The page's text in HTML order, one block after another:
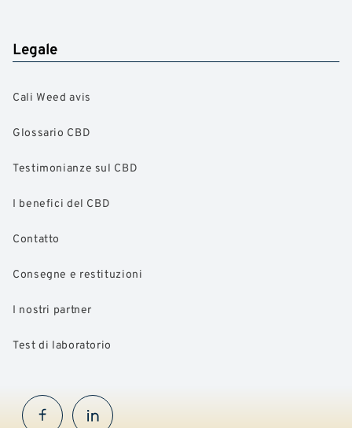
Legale
Cali Weed avis
Glossario CBD
Testimonianze sul CBD
I benefici del CBD
Contatto
Consegne e restituzioni
I nostri partner
Test di laboratorio
FacebookInstaGram